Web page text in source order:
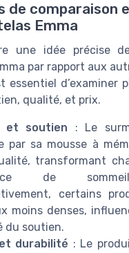
de comparaison
Emma
une idée précise
par rapport aux
essentiel d’examiner
qualité, et prix.
et soutien : Le
par sa mousse à
transformant
de
certains
moins denses,
du soutien.
durabilité : Le